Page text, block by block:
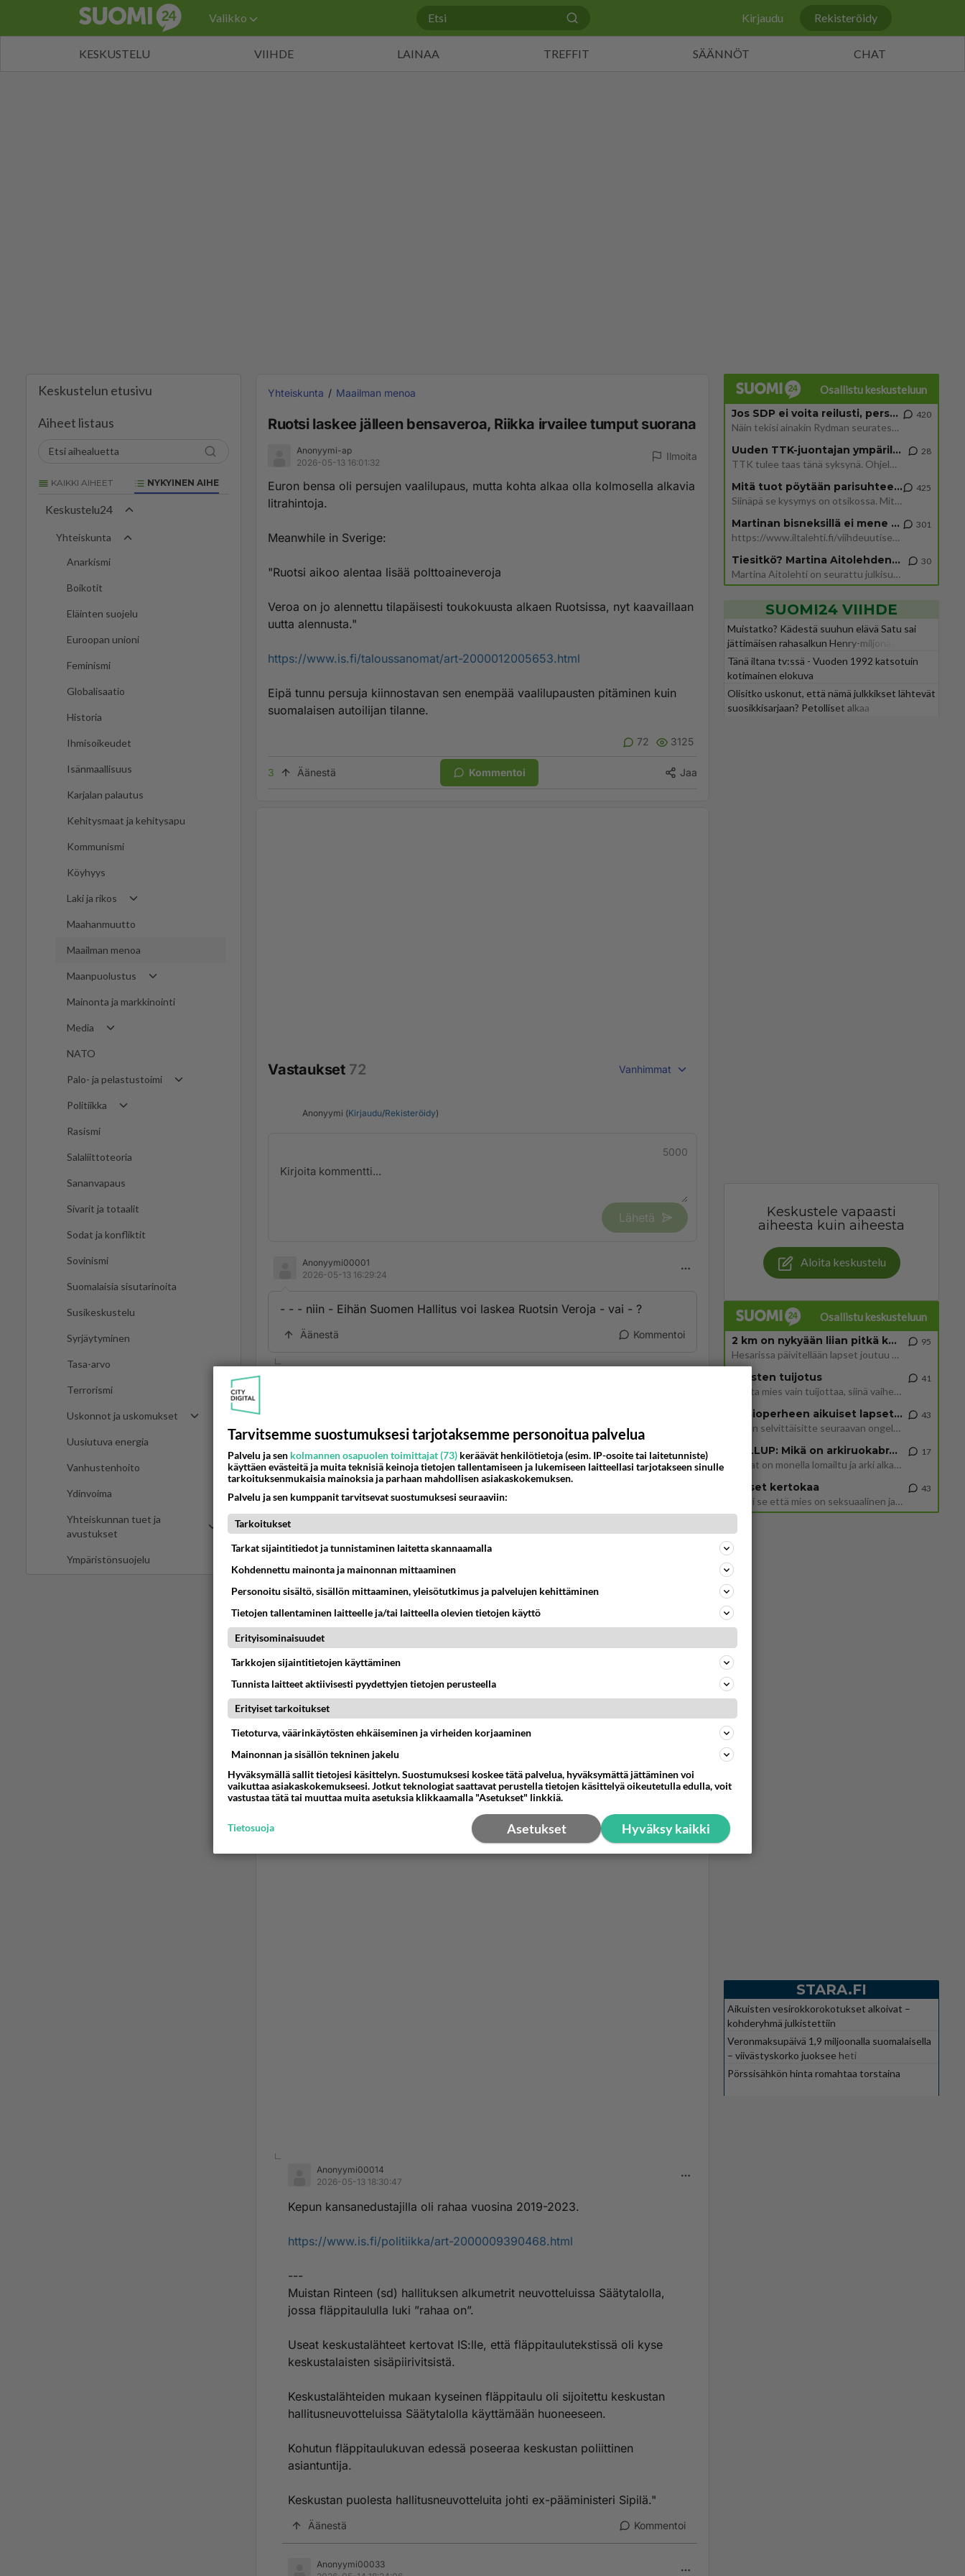
Valikko Kirjaudu Rekisteröidy
KESKUSTELU VIIHDE LAINAA TREFFIT SÄÄNNÖT CHAT
Keskustelun etusivu
Aiheet listaus
KAIKKI AIHEET NYKYINEN AIHE
Keskustelu24
Yhteiskunta
Anarkismi
Boikotit
Eläinten suojelu
Euroopan unioni
Feminismi
Globalisaatio
Historia
Ihmisoikeudet
Isänmaallisuus
Karjalan palautus
Kehitysmaat ja kehitysapu
Kommunismi
Köyhyys
Laki ja rikos
Maahanmuutto
Maailman menoa
Maanpuolustus
Mainonta ja markkinointi
Media
NATO
Palo- ja pelastustoimi
Politiikka
Rasismi
Salaliittoteoria
Sananvapaus
Sivarit ja totaalit
Sodat ja konfliktit
Sovinismi
Suomalaisia sisutarinoita
Susikeskustelu
Syrjäytyminen
Tasa-arvo
Terrorismi
Uskonnot ja uskomukset
Uusiutuva energia
Vanhustenhoito
Ydinvoima
Yhteiskunnan tuet ja
avustukset
Ympäristönsuojelu
Yhteiskunta Maailman menoa
Ruotsi laskee jälleen bensaveroa, Riikka irvailee tumput suorana
Anonyymi-ap
2026-05-13 16:01:32
Ilmoita
Euron bensa oli persujen vaalilupaus, mutta kohta alkaa olla kolmosella alkavia
litrahintoja.
Meanwhile in Sverige:
"Ruotsi aikoo alentaa lisää polttoaine­veroja
Veroa on jo alennettu tilapäisesti toukokuusta alkaen Ruotsissa, nyt kaavaillaan
uutta alennusta."
https://www.is.fi/taloussanomat/art-2000012005653.html
Eipä tunnu persuja kiinnostavan sen enempää vaalilupausten pitäminen kuin
suomalaisen autoilijan tilanne.
72 3125
3 Äänestä Kommentoi Jaa
Vastaukset 72 Vanhimmat
Anonyymi (Kirjaudu/Rekisteröidy)
5000
Lähetä
Anonyymi00001
2026-05-13 16:29:24
- - - niin - Eihän Suomen Hallitus voi laskea Ruotsin Veroja - vai - ?
Äänestä Kommentoi
Lindtman vain hihittelee.
Äänestä Kommentoi
Anonyymi00026
2026-05-14 14:04:31
Ei ole Suomella varaa veroja laskea , monia veroja pitää korottaa , ei
kuitenkaan polttoaineiden .
Äänestä
Anonyymi00003
Ruotsilla on varaa kun rahaa on
Äänestä
Anonyymi00014
2026-05-13 18:30:47
Kepun kansanedustajilla oli rahaa vuosina 2019-2023.
https://www.is.fi/politiikka/art-2000009390468.html
---
Muistan Rinteen (sd) hallituksen alkumetrit neuvotteluissa Säätytalolla,
jossa fläppitaululla luki ”rahaa on”.
Useat keskustalähteet kertovat IS:lle, että fläppitaulutekstissä oli kyse
keskustalaisten sisäpiirivitsistä.
Keskustalähteiden mukaan kyseinen fläppitaulu oli sijoitettu keskustan
hallitus­neuvotteluissa Säätytalolla käyttämään huoneeseen.
Kohutun fläppitaulukuvan edessä poseeraa keskustan poliittinen
asiantuntija.
Keskustan puolesta hallitusneuvotteluita johti ex-pääministeri Sipilä."
Äänestä Kommentoi
Anonyymi00033
Osallistu keskusteluun
Jos SDP ei voita reilusti, persut kumoavat demokratian Suomesta
Näin tekisi ainakin Rydman seuratessaan idolinsa Trumpin mallia https://www.is.fi/politiikka/art-2000012187244.html
420
Uuden TTK-juontajan ympärillä epätietoisuus sakenee - Nyt MTV hämmentää soppaa
TTK tulee taas tänä syksynä. Ohjelman uudet tähtioppilaat julkistetaan torstaina 6. elokuuta klo 14 alkavassa lehdistö
28
Mitä tuot pöytään parisuhteessa?
Siinäpä se kysymys on otsikossa. Mitäpä siis tuot/toisit pöytään parisuhteessa? Oletko mies vai nainen? Koetko sen mitä
425
Martinan bisneksillä ei mene hyvin
https://www.iltalehti.fi/viihdeuutiset/a/c46da6ab-340f-4790-aaa7-0865eed2336 Yrityksen konkurssihakemus on tullut kärä
301
Tiesitkö? Martina Aitolehden isäpuoli on tämä suosittu laulaja
Martina Aitolehti on seurattu julkisuuden henkilö. Lähipiiriin mahtuu muitakin tunnettuja henkilöitä. Tiesitkö, että Ma
30
SUOMI24 VIIHDE
Muistatko? Kädestä suuhun elävä Satu sai
jättimäisen rahasalkun Henry-miljonääriltä
Tänä iltana tv:ssä - Vuoden 1992 katsotuin
kotimainen elokuva
Olisitko uskonut, että nämä julkkikset lähtevät
suosikkisarjaan? Petolliset alkaa
Keskustele vapaasti
aiheesta kuin aiheesta
Aloita keskustelu
Osallistu keskusteluun
2 km on nykyään liian pitkä koulumatka
Hesarissa päivitellään lapset joutuu nyt kulkemaan 2 km kouluun jösses. Ruostefillarilla tuo matka menee vaikka miten äk
95
Miesten tuijotus
Mutta mies vain tuijottaa, siinä vaiheessa käännän itse pään pois. Mikä juttu? Yleensä jos joku tuijottaa tai katsoo, hä
41
Uusioperheen aikuiset lapset tyhjentää jääkaapin käydessään
Miten selvittäisitte seuraavan ongelman, meillä on uusioperhe, minulla teini-ikäiset lapset ja puolisolla aikuiset, jotk
43
GALLUP: Mikä on arkiruokabravuurisi?
Lomat on monella lomailtu ja arki alkaa. Se voi tarkoittaa myös sitä, että grillailut on grillattu ja palataan arjen ruo
17
Naiset kertokaa
Miksi se että mies on seksuaalinen ja haluaa seksiä ja te olette hänen mielestänne haluttava on vastenmielistä? Mikä sii
43
STARA.FI
Aikuisten vesirokkorokotukset alkoivat –
kohderyhmä julkistettiin
Veronmaksupäivä 1,9 miljoonalla suomalaisella
– viivästyskorko juoksee heti
Pörssisähkön hinta romahtaa torstaina
Tarvitsemme suostumuksesi tarjotaksemme personoitua palvelua
Palvelu ja sen kolmannen osapuolen toimittajat (73) keräävät henkilötietoja (esim. IP-osoite tai laitetunniste)
käyttäen evästeitä ja muita teknisiä keinoja tietojen tallentamiseen ja lukemiseen laitteellasi tarjotakseen sinulle
tarkoituksenmukaisia mainoksia ja parhaan mahdollisen asiakaskokemuksen.
Palvelu ja sen kumppanit tarvitsevat suostumuksesi seuraaviin:
Tarkoitukset
Tarkat sijaintitiedot ja tunnistaminen laitetta skannaamalla
Kohdennettu mainonta ja mainonnan mittaaminen
Personoitu sisältö, sisällön mittaaminen, yleisötutkimus ja palvelujen kehittäminen
Tietojen tallentaminen laitteelle ja/tai laitteella olevien tietojen käyttö
Erityisominaisuudet
Tarkkojen sijaintitietojen käyttäminen
Tunnista laitteet aktiivisesti pyydettyjen tietojen perusteella
Erityiset tarkoitukset
Tietoturva, väärinkäytösten ehkäiseminen ja virheiden korjaaminen
Mainonnan ja sisällön tekninen jakelu
Hyväksymällä sallit tietojesi käsittelyn. Suostumuksesi koskee tätä palvelua, hyväksymättä jättäminen voi
vaikuttaa asiakaskokemukseesi. Jotkut teknologiat saattavat perustella tietojen käsittelyä oikeutetulla edulla, voit
vastustaa tätä tai muuttaa muita asetuksia klikkaamalla "Asetukset" linkkiä.
Hyväksy kaikki
Asetukset
Tietosuoja